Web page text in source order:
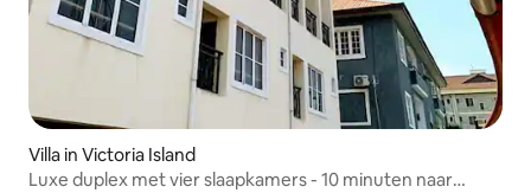
Villa in Victoria Island
Luxe duplex met vier slaapkamers - 10 minuten naar